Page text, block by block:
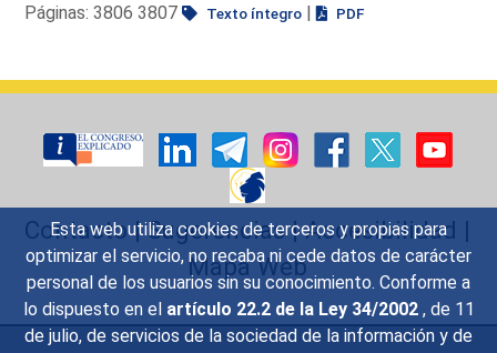
Esta web utiliza cookies de terceros y propias para
optimizar el servicio, no recaba ni cede datos de carácter
personal de los usuarios sin su conocimiento. Conforme a
lo dispuesto en el artículo 22.2 de la Ley 34/2002 , de 11
de julio, de servicios de la sociedad de la información y de
Páginas: 3806 3807
Texto íntegro | PDF
Contacto|Sugerencias|Accesibilidad |
Mapa Web